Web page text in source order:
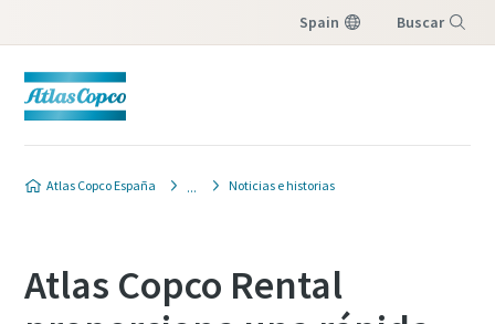
Spain Buscar
Atlas Copco España Noticias e historias
Atlas Copco Rental